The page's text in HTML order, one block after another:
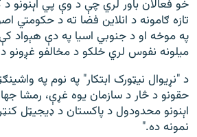
خو فعالان باور لري چې د وې پي اېنونو د
تازه ګامونه د انلاین فضا ته د حکومتي
میلونه نفوس لري خلکو د مخالفو غږونو د
د "نړیوال نیټورک ابتکار" په نوم په
حقونو د څار د سازمان یوه غړې، رمشا
اېنونو محدودول د پاکستان د ډیجیټل
نمونه ده."